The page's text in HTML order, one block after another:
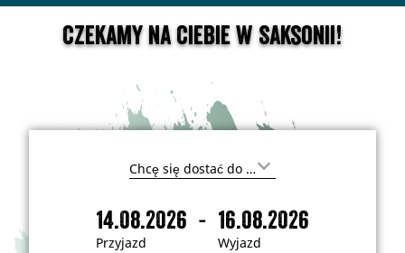
Czekamy na Ciebie w Saksonii!
G
i
e
c
Przyjazd
14.08.2026 -
Wyjazd
16.08.2026
P
W